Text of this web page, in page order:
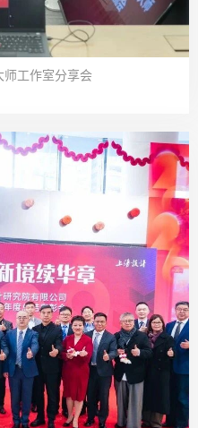
工作室分享会